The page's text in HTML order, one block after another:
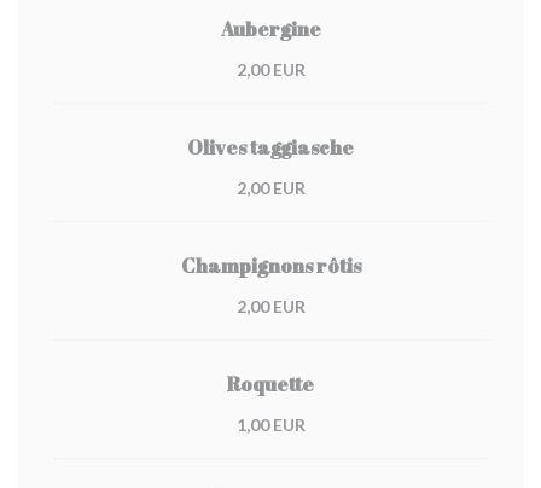
Aubergine
2,00 EUR
Olives taggiasche
2,00 EUR
Champignons rôtis
2,00 EUR
Roquette
1,00 EUR